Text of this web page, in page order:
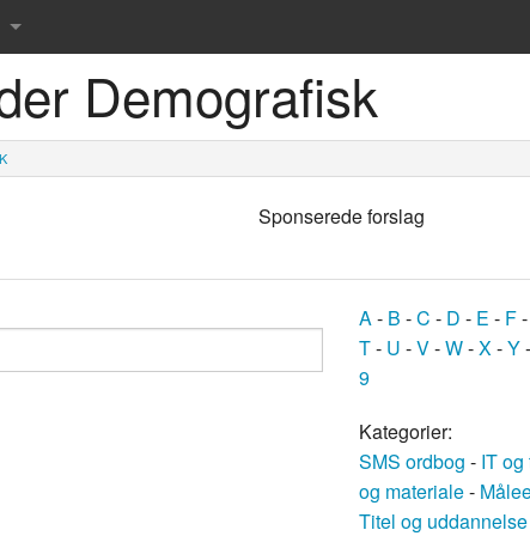
det danske sprog
Demografisk
Sponserede forslag
A- B -C - D - E - F-
T- U -V-W-X-Y-
9
Kategorier:
SMS ordbog - IT
og materiale-
Titel og uddannelse